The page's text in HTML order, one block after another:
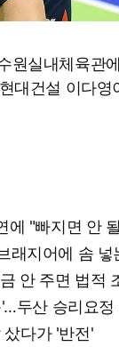
원실내체육관
대건설 이다영
에 "빠지면 안
래지어에 솜 넣
안 주면 법적
'…두산 승리요정
샀다가 '반전'